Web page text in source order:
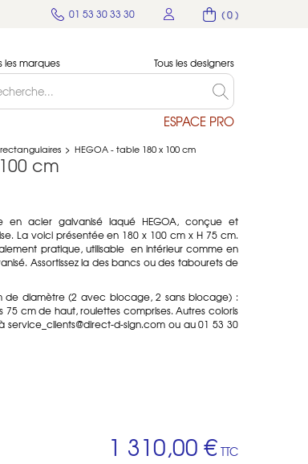
( 0 )
01 53 30 33 30
les marques Tous les designers
ESPACE PRO
> HEGOA - table 180 x 100 cm
cm
en acier galvanisé laqué HEGOA, conçue et
La voici présentée en 180 x 100 cm x H 75 cm.
pratique, utilisable en intérieur comme en
Assortissez la des bancs ou des tabourets de
de diamètre (2 avec blocage, 2 sans blocage) :
cm de haut, roulettes comprises. Autres coloris
d-sign.com ou au 01 53 30
1 310,00 € TTC